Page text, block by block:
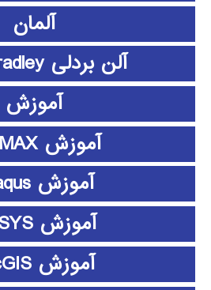
آلمان
آلن بردلی Allen bradley
آموزش
آموزش 3D MAX
آموزش abaqus
آموزش ANSYS
آموزش ArcGIS